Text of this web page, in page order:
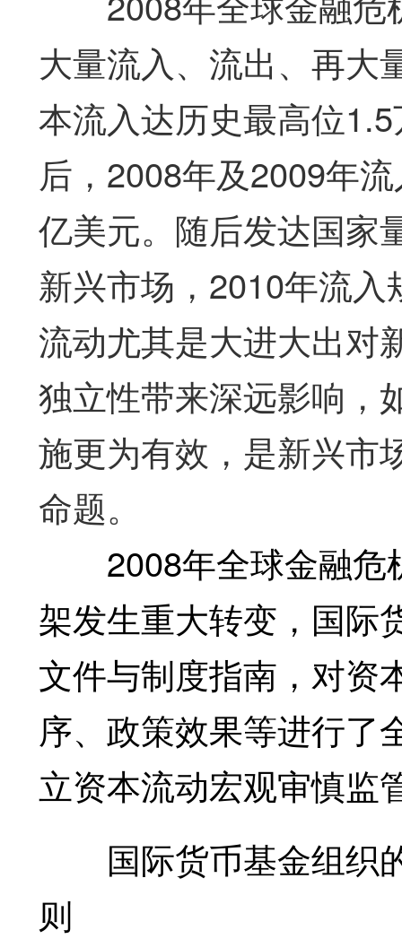
大量流入、流出、再大
本流入达历史最高位
后，2008年及2009年
亿美元。随后发达国家
新兴市场，2010年流
流动尤其是大进大出对
独立性带来深远影响，
施更为有效，是新兴市
命题。
2008年全球金融危
架发生重大转变，国际
文件与制度指南，对资
序、政策效果等进行了
立资本流动宏观审慎监
国际货币基金组织
则